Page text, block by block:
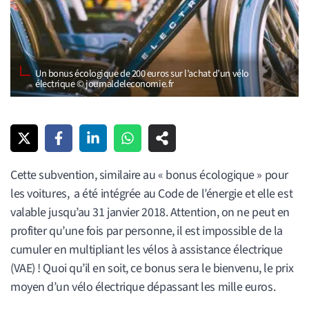
Un bonus écologique de 200 euros sur l’achat d’un vélo
électrique © journaldeleconomie.fr
Cette subvention, similaire au « bonus écologique » pour
les voitures, a été intégrée au Code de l’énergie et elle est
valable jusqu’au 31 janvier 2018. Attention, on ne peut en
profiter qu’une fois par personne, il est impossible de la
cumuler en multipliant les vélos à assistance électrique
(VAE) ! Quoi qu’il en soit, ce bonus sera le bienvenu, le prix
moyen d’un vélo électrique dépassant les mille euros.